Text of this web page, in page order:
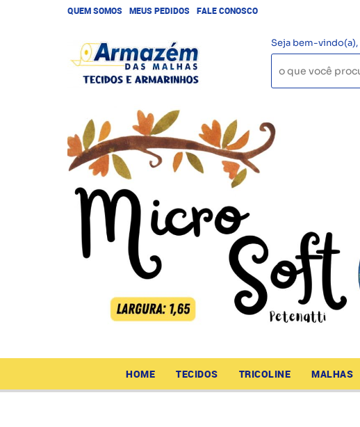
QUEM SOMOS MEUS PEDIDOS FALE CONOSCO
Seja bem-vindo(a),
HOME TECIDOS TRICOLINE MALHAS